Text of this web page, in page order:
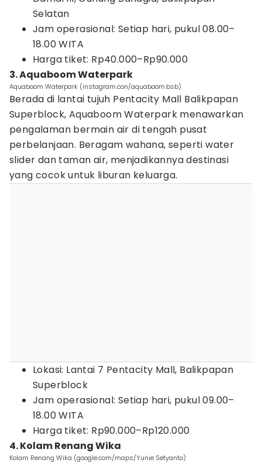
Selatan
Jam operasional: Setiap hari, pukul 08.00–
18.00 WITA
Harga tiket: Rp40.000–Rp90.000
3. Aquaboom Waterpark
Aquaboom Waterpark (instagram.con/aquaboom.bsb)
Berada di lantai tujuh Pentacity Mall Balikpapan
Superblock, Aquaboom Waterpark menawarkan
pengalaman bermain air di tengah pusat
perbelanjaan. Beragam wahana, seperti water
slider dan taman air, menjadikannya destinasi
yang cocok untuk liburan keluarga.
Lokasi: Lantai 7 Pentacity Mall, Balikpapan
Superblock
Jam operasional: Setiap hari, pukul 09.00–
18.00 WITA
Harga tiket: Rp90.000–Rp120.000
4. Kolam Renang Wika
Kolam Renang Wika (google.com/maps/Yunie Setyanto)